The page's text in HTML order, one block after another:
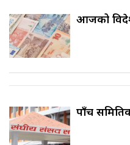
आजको
पाँच